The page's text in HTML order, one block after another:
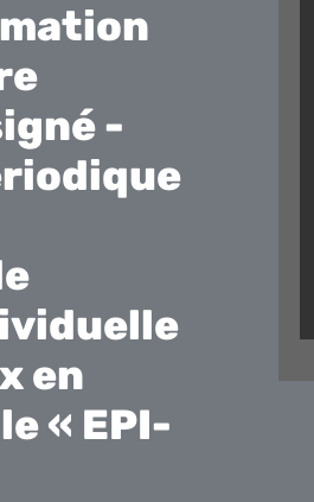
-
en
« EPI-